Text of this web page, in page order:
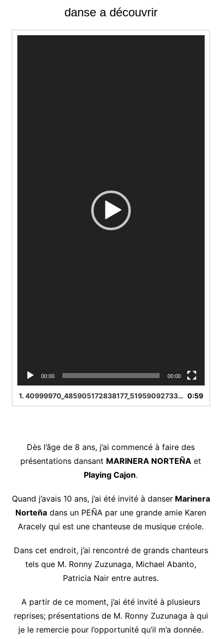
danse a découvrir
00:00 00:00
1. 40999970_485905172838177_5195909273377247148_n 0:59
Dès l’âge de 8 ans, j’ai commencé à faire des
présentations dansant MARINERA NORTEÑA et
Playing Cajon.
Quand j’avais 10 ans, j’ai été invité à danserMarinera
Norteña dans un PEÑA par une grande amie Karen
Aracely qui est une chanteuse de musique créole.
Dans cet endroit, j’ai rencontré de grands chanteurs
tels que M. Ronny Zuzunaga, Michael Abanto,
Patricia Nair entre autres.
A partir de ce moment, j’ai été invité à plusieurs
reprises; présentations de M. Ronny Zuzunaga à qui
je le remercie pour l’opportunité qu’il m’a donnée.